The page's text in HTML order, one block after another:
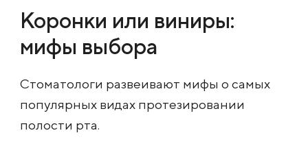
Коронки или виниры:
мифы выбора
Стоматологи развеивают мифы о самых
популярных видах протезировании
полости рта.